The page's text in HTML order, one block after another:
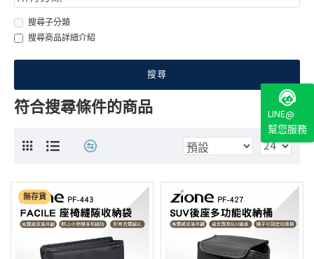
搜尋子分類
搜尋商品詳細介紹
搜尋
符合搜尋條件的商品
無存貨
LINE@
幫您服務